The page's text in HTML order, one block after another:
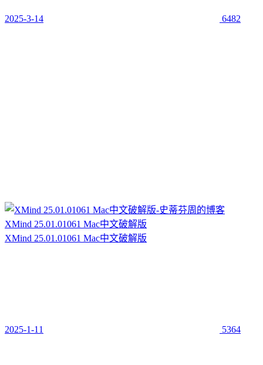
2025-3-14 6482
XMind 25.01.01061 Mac中文破解版
XMind 25.01.01061 Mac中文破解版
2025-1-11 5364